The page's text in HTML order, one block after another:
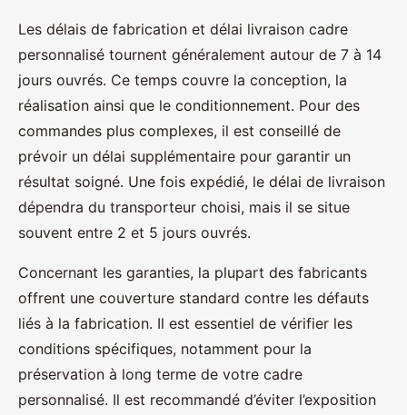
Les délais de fabrication et délai livraison cadre
personnalisé tournent généralement autour de 7 à 14
jours ouvrés. Ce temps couvre la conception, la
réalisation ainsi que le conditionnement. Pour des
commandes plus complexes, il est conseillé de
prévoir un délai supplémentaire pour garantir un
résultat soigné. Une fois expédié, le délai de livraison
dépendra du transporteur choisi, mais il se situe
souvent entre 2 et 5 jours ouvrés.
Concernant les garanties, la plupart des fabricants
offrent une couverture standard contre les défauts
liés à la fabrication. Il est essentiel de vérifier les
conditions spécifiques, notamment pour la
préservation à long terme de votre cadre
personnalisé. Il est recommandé d’éviter l’exposition